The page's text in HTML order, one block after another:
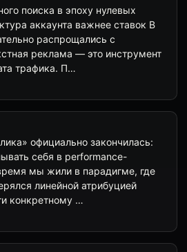
поиска в эпоху нулевых
аккаунта важнее ставок В
распрощались с
реклама — это инструмент
трафика. П…
официально закончилась:
себя в performance-
мы жили в парадигме, где
линейной атрибуцией
конкретному …